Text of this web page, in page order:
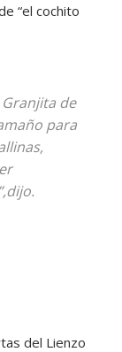
“el cochito
de
para
del Lienzo